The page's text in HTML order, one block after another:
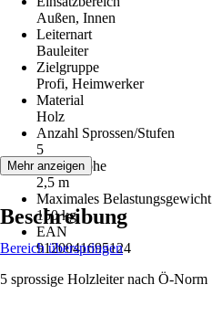
Außen, Innen
Leiternart
Bauleiter
Zielgruppe
Profi, Heimwerker
Material
Holz
Anzahl Sprossen/Stufen
5
Arbeitshöhe
2,5 m
Maximales Belastungsgewicht
150 kg
EAN
9120041695124
Mehr anzeigen
Beschreibung
Bereich überspringen
5 sprossige Holzleiter nach Ö-Norm